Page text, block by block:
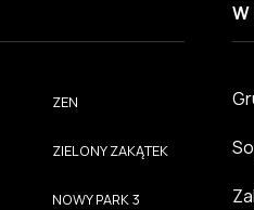
ZEN
ZIELONY ZAKĄTEK
NOWY PARK 3
W